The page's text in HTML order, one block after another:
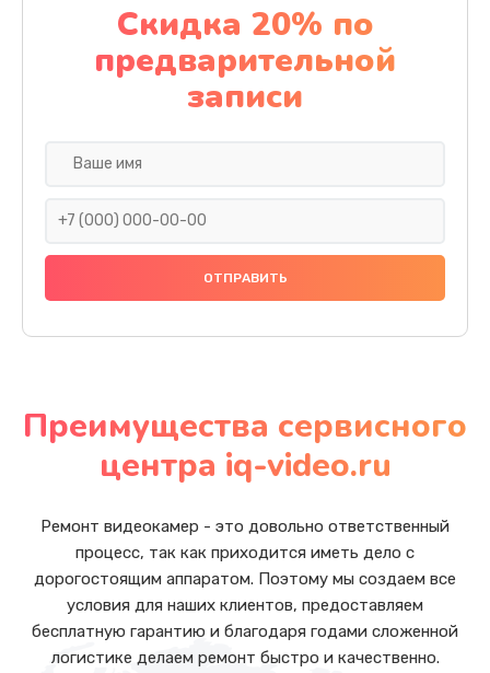
Скидка 20% по
предварительной
записи
Преимущества сервисного
центра iq-video.ru
Ремонт видеокамер - это довольно ответственный
процесс, так как приходится иметь дело с
дорогостоящим аппаратом. Поэтому мы создаем все
условия для наших клиентов, предоставляем
бесплатную гарантию и благодаря годами сложенной
логистике делаем ремонт быстро и качественно.